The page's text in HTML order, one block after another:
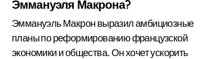
Эммануэля Макрона?
Эммануэль Макрон выразил амбициозные
планы по реформированию французской
экономики и общества. Он хочет ускорить